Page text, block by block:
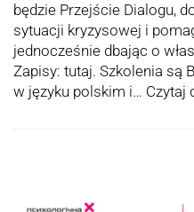
będzie Przejście Dialogu,
sytuacji kryzysowej i
jednocześnie dbając o
Zapisy: tutaj. Szkolenia są
w języku polskim i… Czytaj